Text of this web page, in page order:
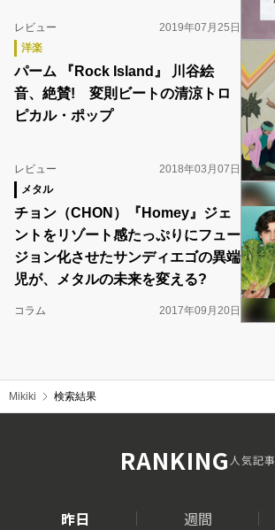
レビュー
2019年07月25日
洋楽
パーム 『Rock Island』 川谷絵
音、絶賛! 変則ビートの清涼トロ
ピカル・ポップ
レビュー
2018年03月07日
メタル
チョン（CHON）『Homey』ジェ
ントをリゾート感たっぷりにフュー
ジョン化させたサンディエゴの異端
児が、メタルの未来を変える?
コラム 2017年09月20日
Mikiki 検索結果
RANKING人気記事
昨日 週間